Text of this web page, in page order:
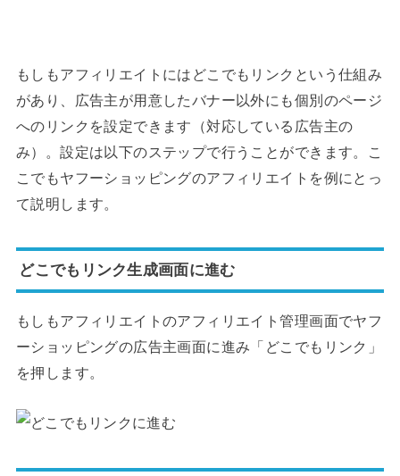
もしもアフィリエイトにはどこでもリンクという仕組み
があり、広告主が用意したバナー以外にも個別のページ
へのリンクを設定できます（対応している広告主の
み）。設定は以下のステップで行うことができます。こ
こでもヤフーショッピングのアフィリエイトを例にとっ
て説明します。
どこでもリンク生成画面に進む
もしもアフィリエイトのアフィリエイト管理画面でヤフ
ーショッピングの広告主画面に進み「どこでもリンク」
を押します。